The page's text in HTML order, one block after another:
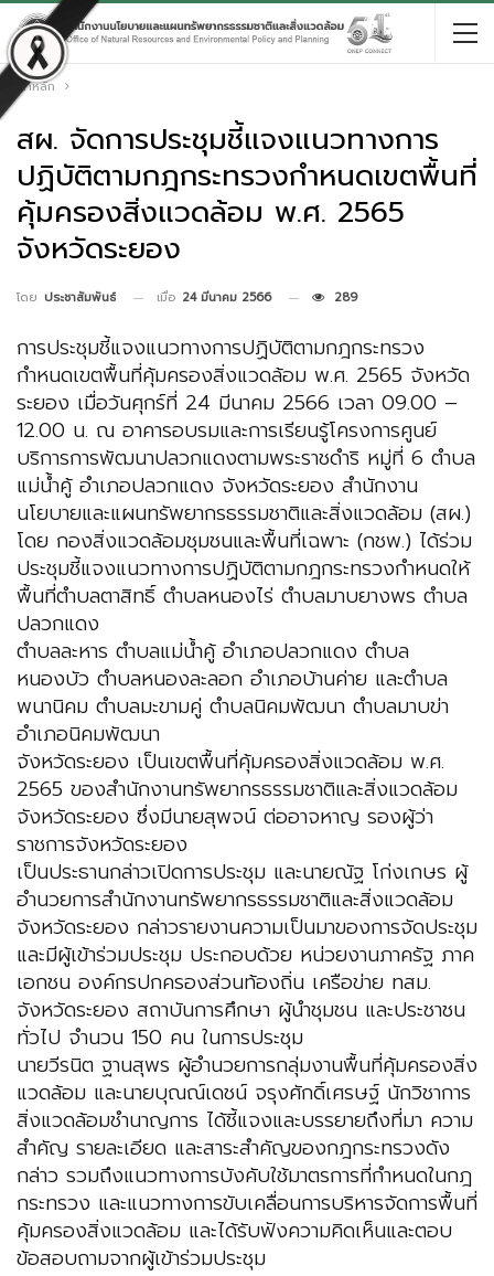
หน้าหลัก
สผ. จัดการประชุมชี้แจงแนวทางการ
ปฏิบัติตามกฎกระทรวงกำหนดเขตพื้นที่
คุ้มครองสิ่งแวดล้อม พ.ศ. 2565
จังหวัดระยอง
โดย ประชาสัมพันธ์ เมื่อ 24 มีนาคม 2566 289
การประชุมชี้แจงแนวทางการปฏิบัติตามกฎกระทรวง
กำหนดเขตพื้นที่คุ้มครองสิ่งแวดล้อม พ.ศ. 2565 จังหวัด
ระยอง เมื่อวันศุกร์ที่ 24 มีนาคม 2566 เวลา 09.00 –
12.00 น. ณ อาคารอบรมและการเรียนรู้โครงการศูนย์
บริการการพัฒนาปลวกแดงตามพระราชดำริ หมู่ที่ 6 ตำบล
แม่น้ำคู้ อำเภอปลวกแดง จังหวัดระยอง สำนักงาน
นโยบายและแผนทรัพยากรธรรมชาติและสิ่งแวดล้อม (สผ.)
โดย กองสิ่งแวดล้อมชุมชนและพื้นที่เฉพาะ (กชพ.) ได้ร่วม
ประชุมชี้แจงแนวทางการปฏิบัติตามกฎกระทรวงกำหนดให้
พื้นที่ตำบลตาสิทธิ์ ตำบลหนองไร่ ตำบลมาบยางพร ตำบล
ปลวกแดง
ตำบลละหาร ตำบลแม่น้ำคู้ อำเภอปลวกแดง ตำบล
หนองบัว ตำบลหนองละลอก อำเภอบ้านค่าย และตำบล
พนานิคม ตำบลมะขามคู่ ตำบลนิคมพัฒนา ตำบลมาบข่า
อำเภอนิคมพัฒนา
จังหวัดระยอง เป็นเขตพื้นที่คุ้มครองสิ่งแวดล้อม พ.ศ.
2565 ของสำนักงานทรัพยากรธรรมชาติและสิ่งแวดล้อม
จังหวัดระยอง ซึ่งมีนายสุพจน์ ต่ออาจหาญ รองผู้ว่า
ราชการจังหวัดระยอง
เป็นประธานกล่าวเปิดการประชุม และนายณัฐ โก่งเกษร ผู้
อำนวยการสำนักงานทรัพยากรธรรมชาติและสิ่งแวดล้อม
จังหวัดระยอง กล่าวรายงานความเป็นมาของการจัดประชุม
และมีผู้เข้าร่วมประชุม ประกอบด้วย หน่วยงานภาครัฐ ภาค
เอกชน องค์กรปกครองส่วนท้องถิ่น เครือข่าย ทสม.
จังหวัดระยอง สถาบันการศึกษา ผู้นำชุมชน และประชาชน
ทั่วไป จำนวน 150 คน ในการประชุม
นายวีรนิต ฐานสุพร ผู้อำนวยการกลุ่มงานพื้นที่คุ้มครองสิ่ง
แวดล้อม และนายบุณณ์เดชน์ จรุงศักดิ์เศรษฐ์ นักวิชาการ
สิ่งแวดล้อมชำนาญการ ได้ชี้แจงและบรรยายถึงที่มา ความ
สำคัญ รายละเอียด และสาระสำคัญของกฎกระทรวงดัง
กล่าว รวมถึงแนวทางการบังคับใช้มาตรการที่กำหนดในกฎ
กระทรวง และแนวทางการขับเคลื่อนการบริหารจัดการพื้นที่
คุ้มครองสิ่งแวดล้อม และได้รับฟังความคิดเห็นและตอบ
ข้อสอบถามจากผู้เข้าร่วมประชุม